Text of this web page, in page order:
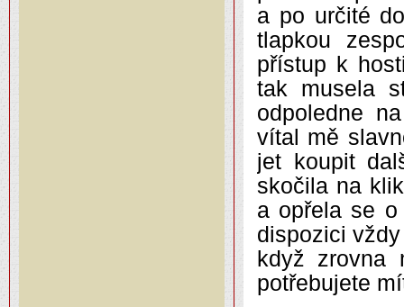
a po určité
tlapkou
přístup k
tak musela
odpoledne
vítal mě
jet koupit
skočila na
a opřela se
dispozici
když zrovna
potřebujete